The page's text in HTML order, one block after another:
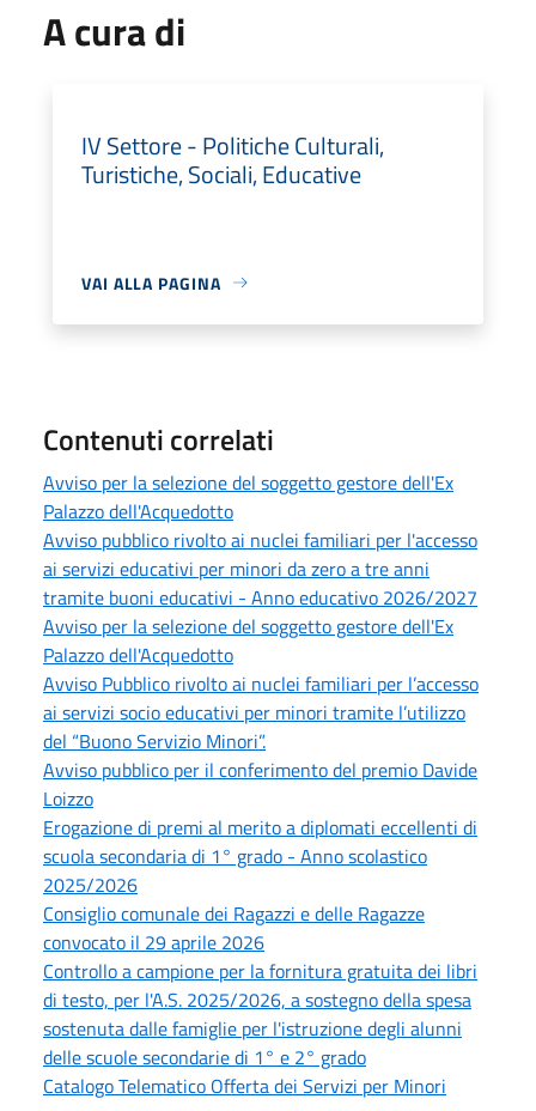
A cura di
IV Settore - Politiche Culturali,
Turistiche, Sociali, Educative
VAI ALLA PAGINA
Contenuti correlati
Avviso per la selezione del soggetto gestore dell'Ex
Palazzo dell'Acquedotto
Avviso pubblico rivolto ai nuclei familiari per l'accesso
ai servizi educativi per minori da zero a tre anni
tramite buoni educativi - Anno educativo 2026/2027
Avviso per la selezione del soggetto gestore dell'Ex
Palazzo dell'Acquedotto
Avviso Pubblico rivolto ai nuclei familiari per l’accesso
ai servizi socio educativi per minori tramite l’utilizzo
del “Buono Servizio Minori”.
Avviso pubblico per il conferimento del premio Davide
Loizzo
Erogazione di premi al merito a diplomati eccellenti di
scuola secondaria di 1° grado - Anno scolastico
2025/2026
Consiglio comunale dei Ragazzi e delle Ragazze
convocato il 29 aprile 2026
Controllo a campione per la fornitura gratuita dei libri
di testo, per l'A.S. 2025/2026, a sostegno della spesa
sostenuta dalle famiglie per l'istruzione degli alunni
delle scuole secondarie di 1° e 2° grado
Catalogo Telematico Offerta dei Servizi per Minori